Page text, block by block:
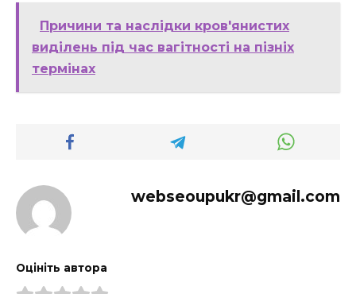
Причини та наслідки кров'янистих
виділень під час вагітності на пізніх
термінах
webseoupukr@gmail.com
Оцініть автора